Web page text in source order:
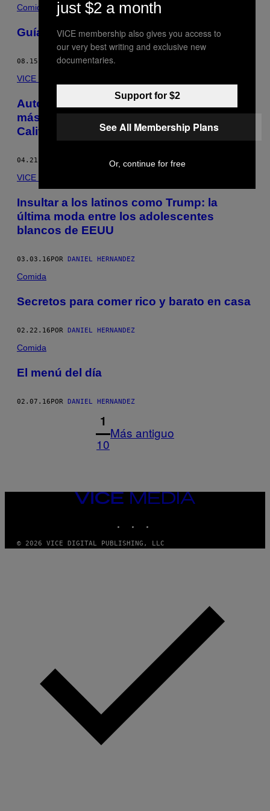
Comida
Guía MUNCHIES de Oaxaca: Parte 2
08.15.16 PORDANIEL HERNANDEZ
VICE World News
Autoridades de Estados Unidos hallan el
más grande ‘narcotúnel’ entre México y
California
04.21.16 DANIEL HERNANDEZ
VICE World News
Insultar a los latinos como Trump: la
última moda entre los adolescentes
blancos de EEUU
03.03.16POR DANIEL HERNANDEZ
Comida
Secretos para comer rico y barato en casa
02.22.16POR DANIEL HERNANDEZ
Comida
El menú del día
02.07.16POR DANIEL HERNANDEZ
1
10
Más antiguo
VICE
MEDIA
© 2026 VICE DIGITAL PUBLISHING, LLC
just $2 a month
VICE membership also gives you access to
our very best writing and exclusive new
documentaries.
Support for $2
See All Membership Plans
Or, continue for free